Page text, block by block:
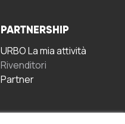
PARTNERSHIP
URBO La mia attività
Rivenditori
Partner